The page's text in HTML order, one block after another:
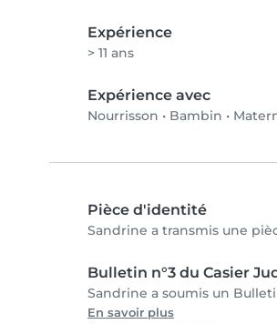
Expérience
> 11 ans
Expérience avec
Nourrisson • Bambin •
Pièce d'identité
Sandrine a transmis une
Bulletin n°3 du Casier
Sandrine a soumis un
En savoir plus